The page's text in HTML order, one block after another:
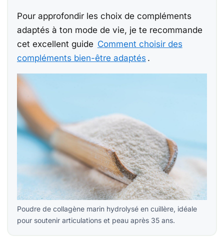
Pour approfondir les choix de compléments
adaptés à ton mode de vie, je te recommande
cet excellent guide Comment choisir des
compléments bien-être adaptés .
Poudre de collagène marin hydrolysé en cuillère, idéale
pour soutenir articulations et peau après 35 ans.